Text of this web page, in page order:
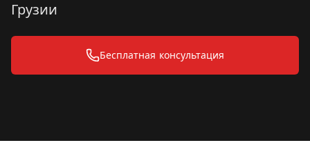
Грузии
Бесплатная консультация